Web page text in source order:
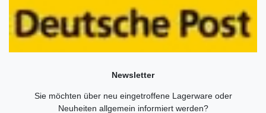
Newsletter
Sie möchten über neu eingetroffene Lagerware oder
Neuheiten allgemein informiert werden?